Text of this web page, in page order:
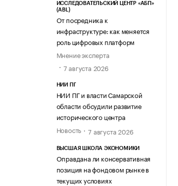
ИССЛЕДОВАТЕЛЬСКИЙ ЦЕНТР «АБП»
(ABL)
От посредника к
инфраструктуре: как меняется
роль цифровых платформ
Мнение эксперта
7 августа 2026
НИИ ПГ
НИИ ПГ и власти Самарской
области обсудили развитие
исторического центра
Новость
7 августа 2026
ВЫСШАЯ ШКОЛА ЭКОНОМИКИ
Оправдана ли консервативная
позиция на фондовом рынке в
текущих условиях